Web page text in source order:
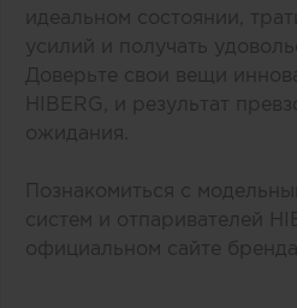
идеальном состоянии,
усилий и получать
Доверьте свои вещи
HIBERG, и результат
ожидания.
Познакомиться с
систем и отпаривателей
официальном сайте